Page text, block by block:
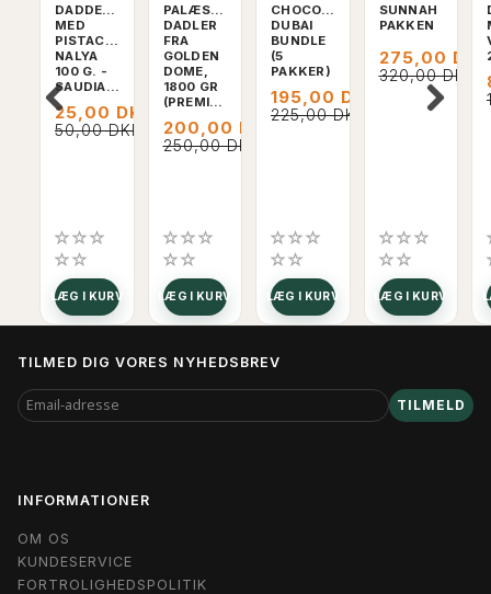
DADDELKUGLER
MED
PISTACIENØDDER,
NALYA
100 G. -
SAUDIARABIEN
25,00 DKK
50,00 DKK
LÆG I KURV
PALÆSTINA
DADLER
FRA
GOLDEN
DOME,
1800 GR
(PREMIUM)
200,00 DKK
250,00 DKK
LÆG I KURV
CHOCODATE
DUBAI
BUNDLE
(5
PAKKER)
195,00 DKK
225,00 DKK
LÆG I KURV
SUNNAH
PAKKEN
275,00 DKK
320,00 DKK
LÆG I KURV
TILMED DIG VORES NYHEDSBREV
EMAIL-
ADRESSE
TILMELD
INFORMATIONER
OM OS
KUNDESERVICE
FORTROLIGHEDSPOLITIK